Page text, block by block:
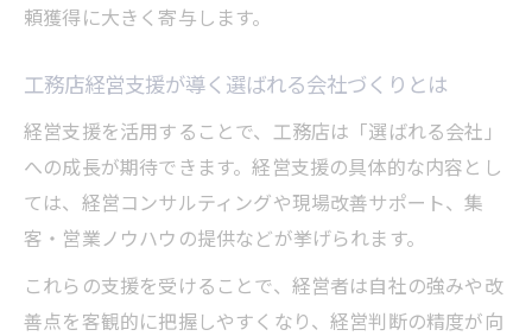
頼獲得に大きく寄与します。
工務店経営支援が導く選ばれる会社づくりとは
経営支援を活用することで、工務店は「選ばれる会社」
への成長が期待できます。経営支援の具体的な内容とし
ては、経営コンサルティングや現場改善サポート、集
客・営業ノウハウの提供などが挙げられます。
これらの支援を受けることで、経営者は自社の強みや改
善点を客観的に把握しやすくなり、経営判断の精度が向